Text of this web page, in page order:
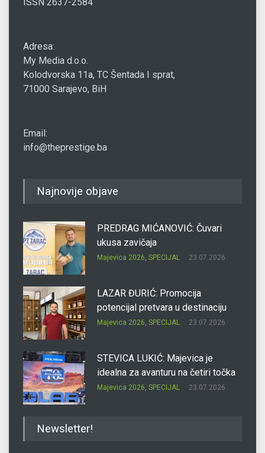
ISSN 2637-2584
Adresa:
My Media d.o.o.
Kolodvorska 11a, TC Šentada I sprat,
71000 Sarajevo, BiH
Email:
info@theprestige.ba
Najnovije objave
PREDRAG MIĆANOVIĆ: Čuvari
ukusa zavičaja
Majevica 2026, SPECIJAL 23.07.2026.
LAZAR ĐURIĆ: Promocija
potencijal pretvara u destinaciju
Majevica 2026, SPECIJAL 23.07.2026.
STEVICA LUKIĆ: Majevica je
idealna za avanturu na četiri točka
Majevica 2026, SPECIJAL 23.07.2026.
Newsletter!